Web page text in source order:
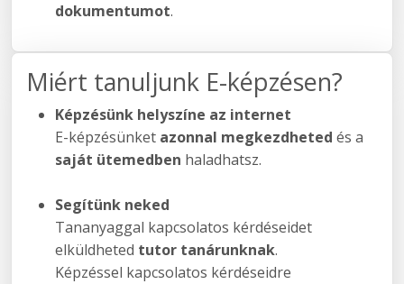
dokumentumot.
Miért tanuljunk E-képzésen?
Képzésünk helyszíne az internet
E-képzésünket azonnal megkezdheted és a
saját ütemedben haladhatsz.
Segítünk neked
Tananyaggal kapcsolatos kérdéseidet
elküldheted tutor tanárunknak.
Képzéssel kapcsolatos kérdéseidre